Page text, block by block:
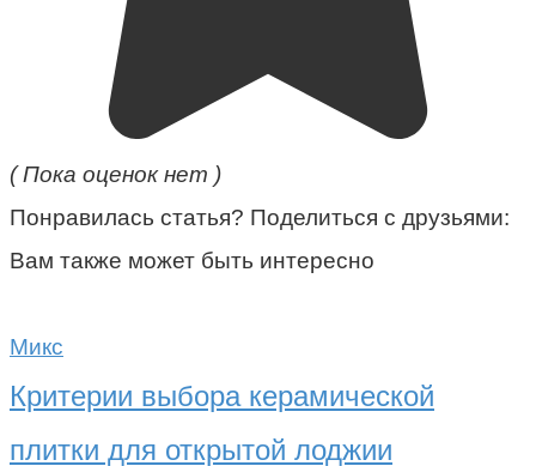
( Пока оценок нет )
Понравилась статья? Поделиться с друзьями:
Вам также может быть интересно
Микс
Критерии выбора керамической
плитки для открытой лоджии